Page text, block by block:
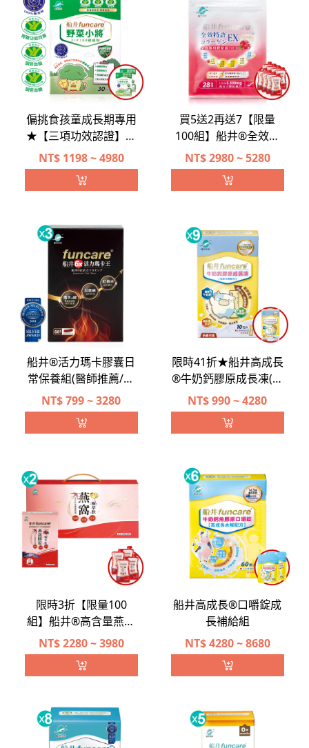
偏挑食孩童成長期專用
★【三項功效認證】船
井®野菜小將兒童專用
隱形菜菜成長組
NT$1198 ~ 4980
買5送2再送7【限量
100組】船井®全效專
利膠原蛋白EX美肌彈潤
組
NT$2980 ~ 5280
船井®活力瑪卡膠囊日
常保養組(醫師推薦/日
本研發監製)
NT$799 ~ 3280
限時41折★船井高成長
®牛奶鈣膠原成長凍(高
酵水解配方)滿意體驗
組+送1包(奶素可食)
NT$990 ~ 4280
限時3折【限量100
組】船井®高含量燕窩
膠原極萃飲貴婦專用滋
補養顏組/玻尿酸添加
NT$2280 ~ 3980
船井高成長®口嚼錠成
長補給組
4280 ~ 8680